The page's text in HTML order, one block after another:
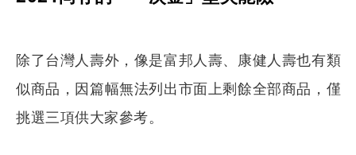
除了台灣人壽外，像是富邦人壽、康健人壽也有類
似商品，因篇幅無法列出市面上剩餘全部商品，僅
挑選三項供大家參考。